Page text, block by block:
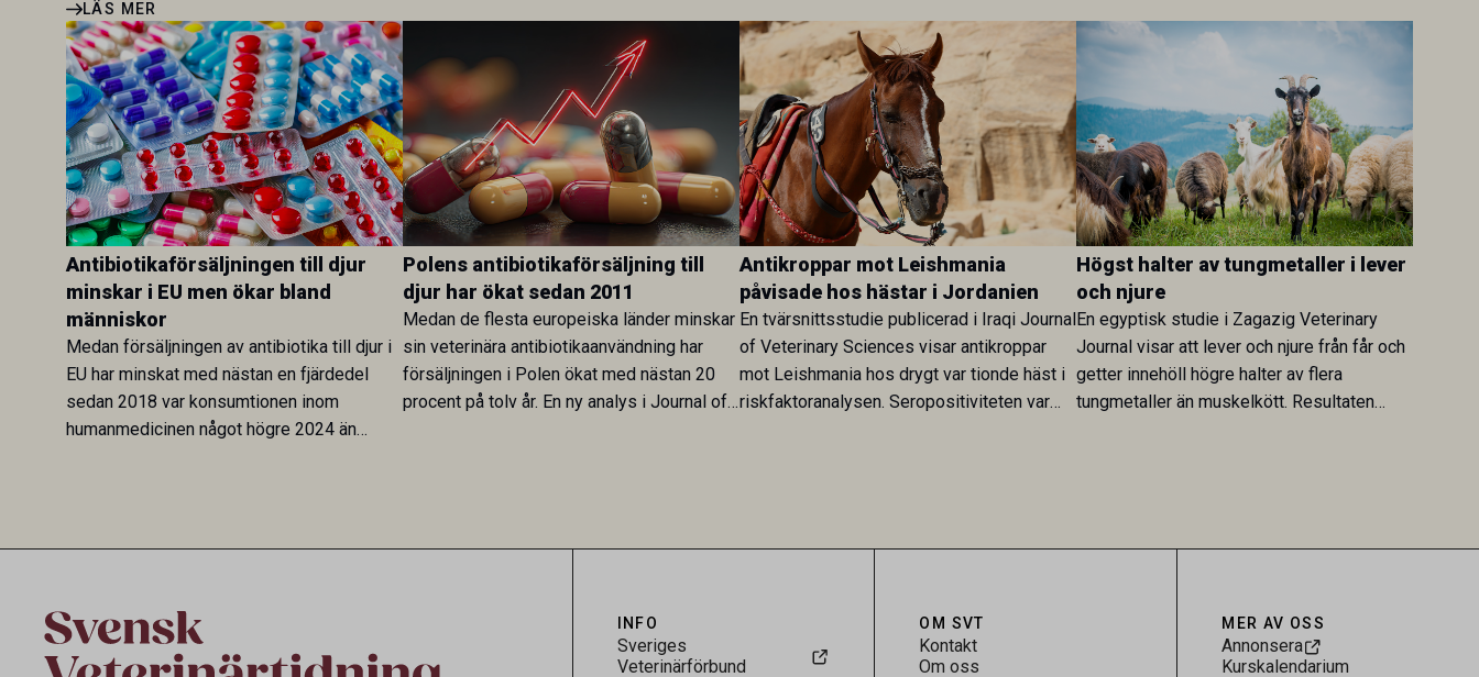
LÄS MER
Antibiotikaförsäljningen till djur
minskar i EU men ökar bland
människor
Medan försäljningen av antibiotika till djur i
EU har minskat med nästan en fjärdedel
sedan 2018 var konsumtionen inom
humanmedicinen något högre 2024 än
Polens antibiotikaförsäljning till
djur har ökat sedan 2011
Medan de flesta europeiska länder minskar
sin veterinära antibiotikaanvändning har
försäljningen i Polen ökat med nästan 20
procent på tolv år. En ny analys i Journal of
Antikroppar mot Leishmania
påvisade hos hästar i Jordanien
En tvärsnittsstudie publicerad i Iraqi Journal
of Veterinary Sciences visar antikroppar
mot Leishmania hos drygt var tionde häst i
riskfaktoranalysen. Seropositiviteten var
Högst halter av tungmetaller i lever
och njure
En egyptisk studie i Zagazig Veterinary
Journal visar att lever och njure från får och
getter innehöll högre halter av flera
tungmetaller än muskelkött. Resultaten
INFO
Sveriges
Veterinärförbund
OM SVT
Kontakt
Om oss
MER AV OSS
Annonsera
Kurskalendarium